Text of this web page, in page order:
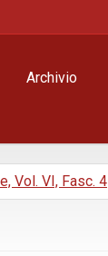
Archivio
Vol. VI, Fasc. 4